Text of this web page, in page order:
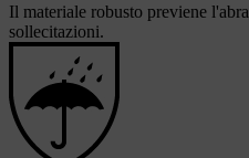
Il materiale robusto previene
sollecitazioni.